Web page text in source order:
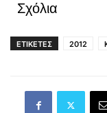
Σχόλια
ΕΤΙΚΕΤΕΣ 2012